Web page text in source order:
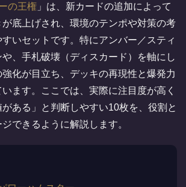
の王権 」は、新カードの追加によって
底上げされ、環境のテンポや対策の考
いセットです。特にアンバー／スティ
、手札破壊（ディスカード）を軸にし
化が目立ち、デッキの再現性と爆発力
ます。ここでは、実際に注目度が高く
がある」と判断しやすい10枚を、役割と
できるように解説します。